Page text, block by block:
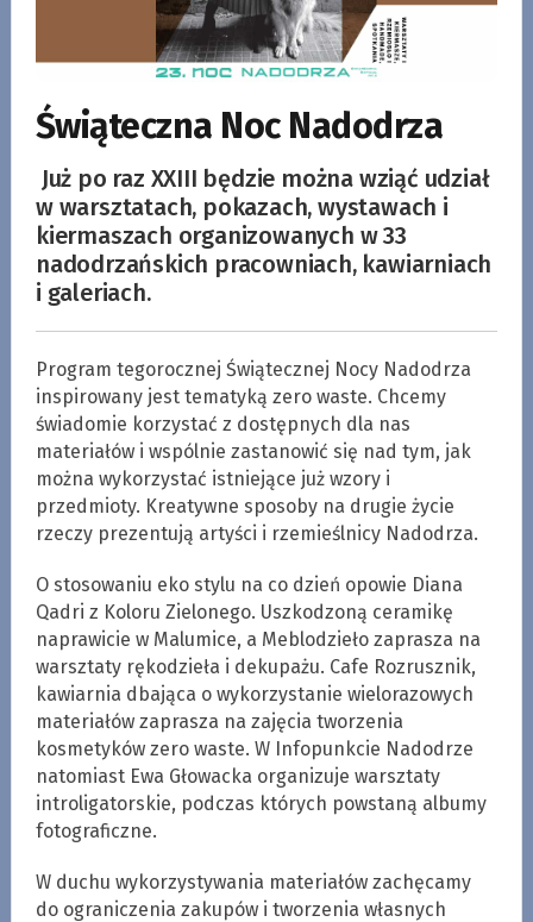
Świąteczna Noc Nadodrza
Już po raz XXIII będzie można wziąć udział
w warsztatach, pokazach, wystawach i
kiermaszach organizowanych w 33
nadodrzańskich pracowniach, kawiarniach
i galeriach.
Program tegorocznej Świątecznej Nocy Nadodrza
inspirowany jest tematyką zero waste. Chcemy
świadomie korzystać z dostępnych dla nas
materiałów i wspólnie zastanowić się nad tym, jak
można wykorzystać istniejące już wzory i
przedmioty. Kreatywne sposoby na drugie życie
rzeczy prezentują artyści i rzemieślnicy Nadodrza.
O stosowaniu eko stylu na co dzień opowie Diana
Qadri z Koloru Zielonego. Uszkodzoną ceramikę
naprawicie w Malumice, a Meblodzieło zaprasza na
warsztaty rękodzieła i dekupażu. Cafe Rozrusznik,
kawiarnia dbająca o wykorzystanie wielorazowych
materiałów zaprasza na zajęcia tworzenia
kosmetyków zero waste. W Infopunkcie Nadodrze
natomiast Ewa Głowacka organizuje warsztaty
introligatorskie, podczas których powstaną albumy
fotograficzne.
W duchu wykorzystywania materiałów zachęcamy
do ograniczenia zakupów i tworzenia własnych